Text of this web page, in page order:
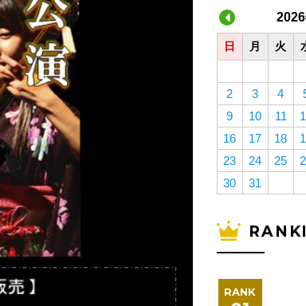
日 月 火
2
3 4
9
10 11
16
17 18
23
24 25
30
31